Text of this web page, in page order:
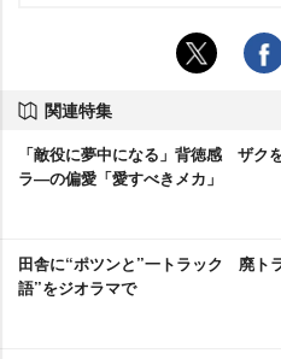
関連特集
「敵役に夢中になる」背徳感 ザク
ラ―の偏愛「愛すべきメカ」
田舎に“ポツンと”一トラック 廃ト
語”をジオラマで